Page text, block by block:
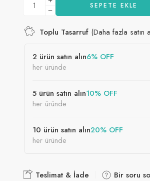
SEPETE EKLE
Toplu Tasarruf (Daha fazla satın
2 ürün satın alın6% OFF
her üründe
5 ürün satın alın10% OFF
her üründe
10 ürün satın alın20% OFF
her üründe
Teslimat & İade
Bir soru